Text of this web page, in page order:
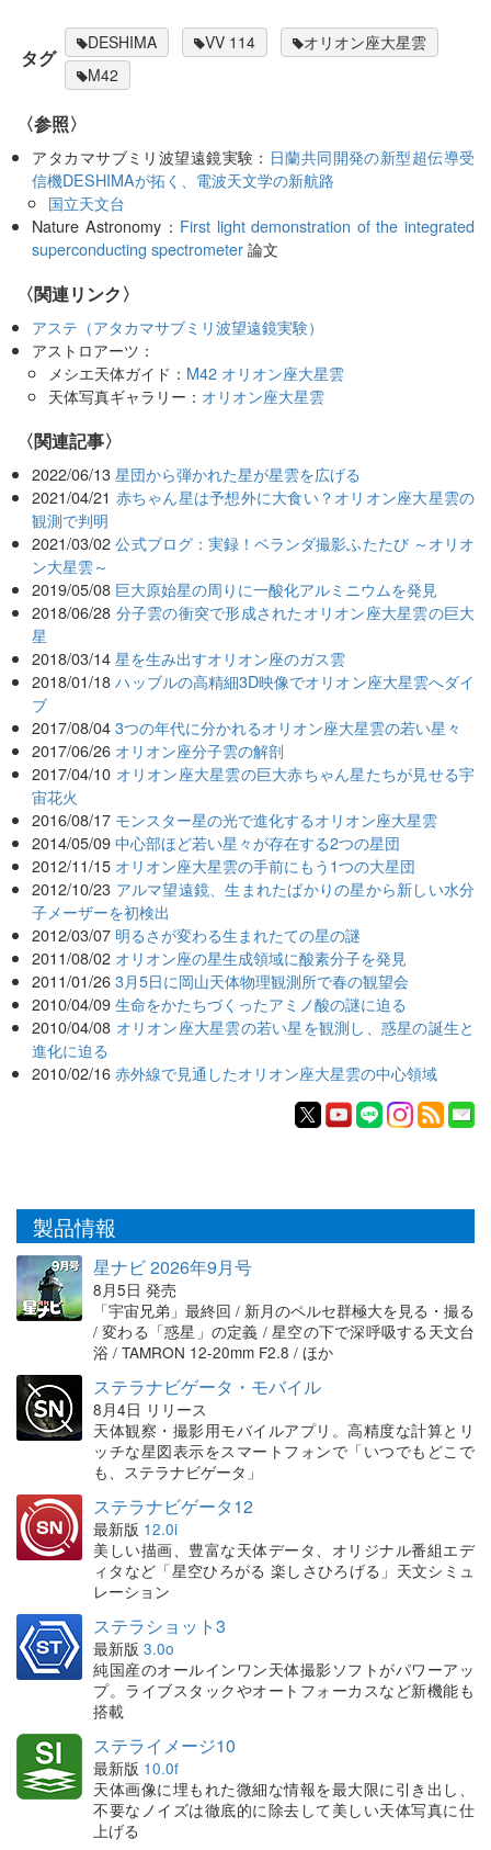
タグ
DESHIMA VV 114
オリオン座大星雲
M42
〈参照〉
アタカマサブミリ波望遠鏡実験： 日蘭共同開発の新型超伝導受
信機DESHIMAが拓く、電波天文学の新航路
国立天文台
Nature Astronomy： First light demonstration of the integrated
superconducting spectrometer論文
〈関連リンク〉
アステ（アタカマサブミリ波望遠鏡実験）
アストロアーツ：
メシエ天体ガイド： M42 オリオン座大星雲
天体写真ギャラリー： オリオン座大星雲
関連記事
2022/06/13 星団から弾かれた星が星雲を広げる
2021/04/21 赤ちゃん星は予想外に大食い？オリオン座大星雲の
観測で判明
2021/03/02 公式ブログ：実録！ベランダ撮影ふたたび ～オリオ
ン大星雲～
2019/05/08 巨大原始星の周りに一酸化アルミニウムを発見
2018/06/28 分子雲の衝突で形成されたオリオン座大星雲の巨大
星
2018/03/14 星を生み出すオリオン座のガス雲
2018/01/18 ハッブルの高精細3D映像でオリオン座大星雲へダイ
ブ
2017/08/04 3つの年代に分かれるオリオン座大星雲の若い星々
2017/06/26 オリオン座分子雲の解剖
2017/04/10 オリオン座大星雲の巨大赤ちゃん星たちが見せる宇
宙花火
2016/08/17 モンスター星の光で進化するオリオン座大星雲
2014/05/09 中心部ほど若い星々が存在する2つの星団
2012/11/15 オリオン座大星雲の手前にもう1つの大星団
2012/10/23 アルマ望遠鏡、生まれたばかりの星から新しい水分
子メーザーを初検出
2012/03/07 明るさが変わる生まれたての星の謎
2011/08/02 オリオン座の星生成領域に酸素分子を発見
2011/01/26 3月5日に岡山天体物理観測所で春の観望会
2010/04/09 生命をかたちづくったアミノ酸の謎に迫る
2010/04/08 オリオン座大星雲の若い星を観測し、惑星の誕生と
進化に迫る
2010/02/16 赤外線で見通したオリオン座大星雲の中心領域
製品情報
星ナビ 2026年9月号
8月5日 発売
「宇宙兄弟」最終回 / 新月のペルセ群極大を見る・撮る
/ 変わる「惑星」の定義 / 星空の下で深呼吸する天文台
浴 / TAMRON 12-20mm F2.8 / ほか
ステラナビゲータ・モバイル
8月4日 リリース
天体観察・撮影用モバイルアプリ。高精度な計算とリ
ッチな星図表示をスマートフォンで「いつでもどこで
も、ステラナビゲータ」
ステラナビゲータ12
最新版 12.0i
美しい描画、豊富な天体データ、オリジナル番組エデ
ィタなど「星空ひろがる 楽しさひろげる」天文シミュ
レーション
ステラショット3
最新版 3.0o
純国産のオールインワン天体撮影ソフトがパワーアッ
プ。ライブスタックやオートフォーカスなど新機能も
搭載
ステライメージ10
最新版 10.0f
天体画像に埋もれた微細な情報を最大限に引き出し、
不要なノイズは徹底的に除去して美しい天体写真に仕
上げる